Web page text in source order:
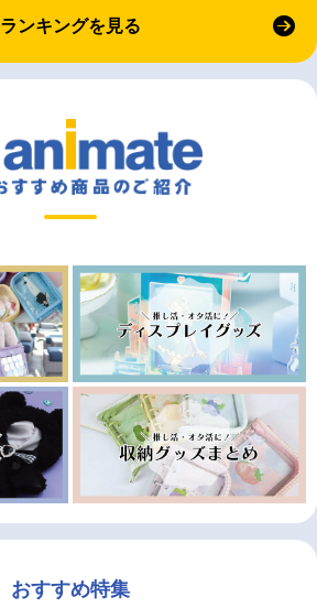
ランキングを見る
おすすめ特集